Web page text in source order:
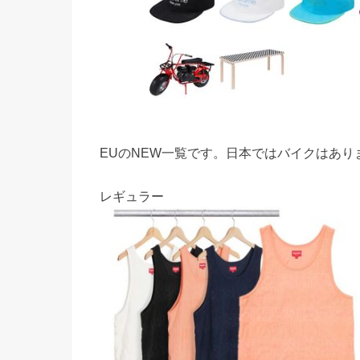
EUのNEW一覧です。日本ではバイクはあり
レギュラー